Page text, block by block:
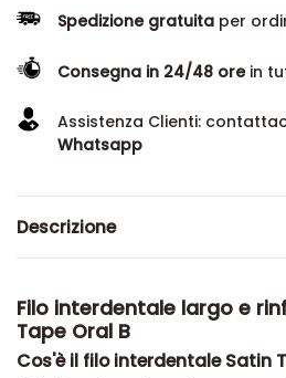
Spedizione gratuita per
Consegna in 24/48 orein
Assistenza Clienti:
Whatsapp
Descrizione
Filo interdentale largo e
Tape Oral B
Cos'è il filo interdentale Satin